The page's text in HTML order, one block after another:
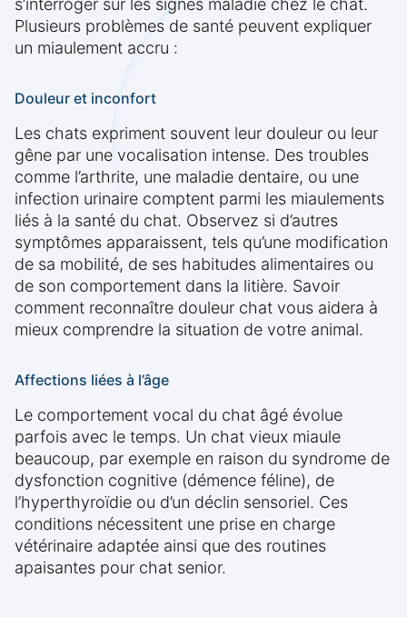
s’interroger sur les signes maladie chez le chat.
Plusieurs problèmes de santé peuvent expliquer
un miaulement accru :
Douleur et inconfort
Les chats expriment souvent leur douleur ou leur
gêne par une vocalisation intense. Des troubles
comme l’arthrite, une maladie dentaire, ou une
infection urinaire comptent parmi les miaulements
liés à la santé du chat. Observez si d’autres
symptômes apparaissent, tels qu’une modification
de sa mobilité, de ses habitudes alimentaires ou
de son comportement dans la litière. Savoir
comment reconnaître douleur chat vous aidera à
mieux comprendre la situation de votre animal.
Affections liées à l’âge
Le comportement vocal du chat âgé évolue
parfois avec le temps. Un chat vieux miaule
beaucoup, par exemple en raison du syndrome de
dysfonction cognitive (démence féline), de
l’hyperthyroïdie ou d’un déclin sensoriel. Ces
conditions nécessitent une prise en charge
vétérinaire adaptée ainsi que des routines
apaisantes pour chat senior.